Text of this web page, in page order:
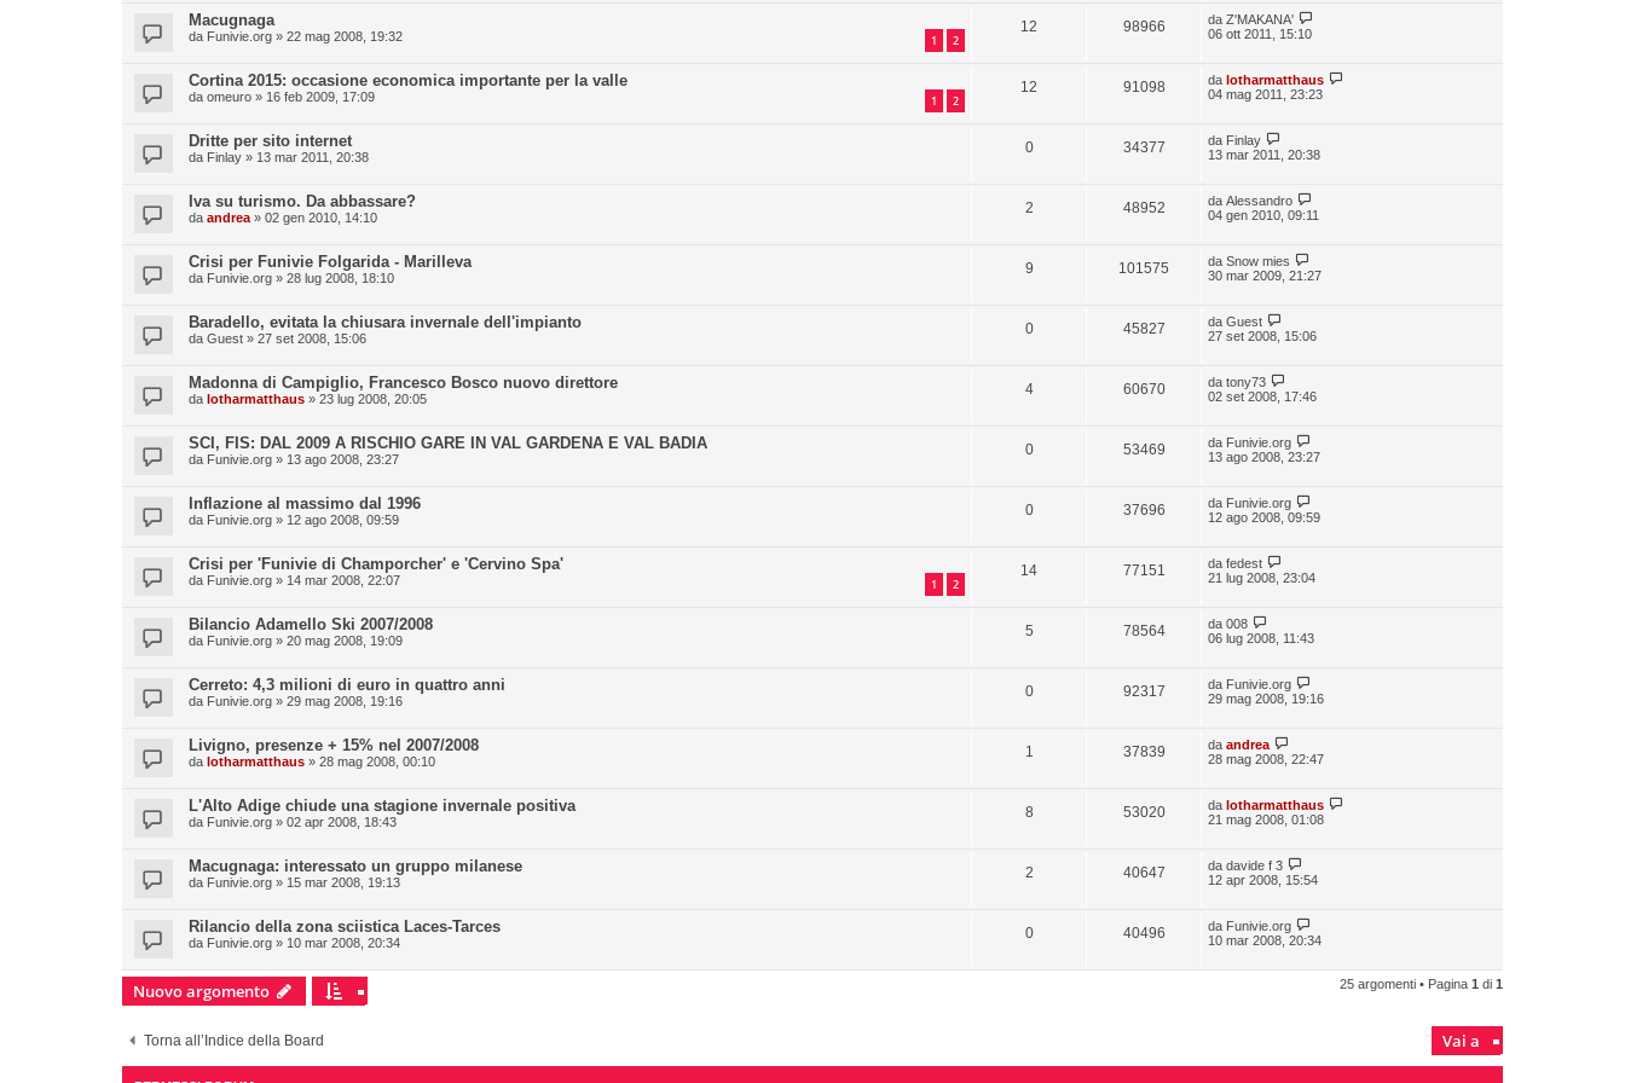
Macugnaga
da Funivie.org » 22 mag 2008, 19:32 1 2
12 98966 da Z'MAKANA'
06 ott 2011, 15:10
Cortina 2015: occasione economica importante per la valle
da omeuro » 16 feb 2009, 17:09 1 2
12 91098 da lotharmatthaus
04 mag 2011, 23:23
Dritte per sito internet
da Finlay » 13 mar 2011, 20:38
0 34377 da Finlay
13 mar 2011, 20:38
Iva su turismo. Da abbassare?
da andrea » 02 gen 2010, 14:10
2 48952 da Alessandro
04 gen 2010, 09:11
Crisi per Funivie Folgarida - Marilleva
da Funivie.org » 28 lug 2008, 18:10
9 101575 da Snow mies
30 mar 2009, 21:27
Baradello, evitata la chiusara invernale dell'impianto
da Guest » 27 set 2008, 15:06
0 45827 da Guest
27 set 2008, 15:06
Madonna di Campiglio, Francesco Bosco nuovo direttore
da lotharmatthaus » 23 lug 2008, 20:05
4 60670 da tony73
02 set 2008, 17:46
SCI, FIS: DAL 2009 A RISCHIO GARE IN VAL GARDENA E VAL BADIA
da Funivie.org » 13 ago 2008, 23:27
0 53469 da Funivie.org
13 ago 2008, 23:27
Inflazione al massimo dal 1996
da Funivie.org » 12 ago 2008, 09:59
0 37696 da Funivie.org
12 ago 2008, 09:59
Crisi per 'Funivie di Champorcher' e 'Cervino Spa'
da Funivie.org » 14 mar 2008, 22:07 1 2
14 77151 da fedest
21 lug 2008, 23:04
Bilancio Adamello Ski 2007/2008
da Funivie.org » 20 mag 2008, 19:09
5 78564 da 008
06 lug 2008, 11:43
Cerreto: 4,3 milioni di euro in quattro anni
da Funivie.org » 29 mag 2008, 19:16
0 92317 da Funivie.org
29 mag 2008, 19:16
Livigno, presenze + 15% nel 2007/2008
da lotharmatthaus » 28 mag 2008, 00:10
1 37839 da andrea
28 mag 2008, 22:47
L'Alto Adige chiude una stagione invernale positiva
da Funivie.org » 02 apr 2008, 18:43
8 53020 da lotharmatthaus
21 mag 2008, 01:08
Macugnaga: interessato un gruppo milanese
da Funivie.org » 15 mar 2008, 19:13
2 40647 da davide f 3
12 apr 2008, 15:54
Rilancio della zona sciistica Laces-Tarces
da Funivie.org » 10 mar 2008, 20:34
0 40496 da Funivie.org
10 mar 2008, 20:34
Nuovo argomento 25 argomenti • Pagina 1 di 1
Torna all’Indice della Board Vai a